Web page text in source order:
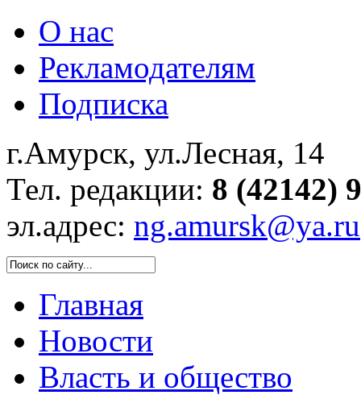
О нас
Рекламодателям
Подписка
г.Амурск, ул.Лесная, 14
Тел. редакции: 8 (42142)
эл.адрес: ng.amursk@ya.ru
Главная
Новости
Власть и общество